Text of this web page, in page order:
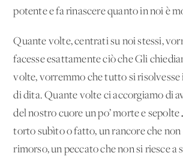
potente e fa rinascere quanto in noi è
Quante volte, centrati su noi stessi,
facesse esattamente ciò che Gli
volte, vorremmo che tutto si risolvesse
di dita. Quante volte ci accorgiamo di
del nostro cuore un po’ morte e
torto subìto o fatto, un rancore che non
rimorso, un peccato che non si riesce a